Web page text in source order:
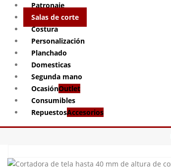
Patronaje
Salas de corte
Costura
Personalización
Planchado
Domesticas
Segunda mano
OcasiónOutlet
Consumibles
RepuestosAccesorios